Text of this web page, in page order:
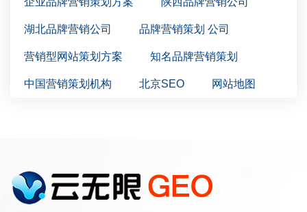
湖北品牌营销公司 品牌营销策划 公司
营销型网站策划方案 知名品牌营销策划
中国营销策划机构 北京SEO 网站地图